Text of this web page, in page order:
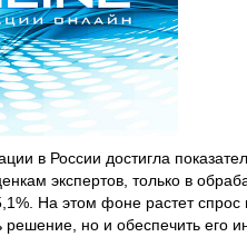
в России достигла
экспертов, только в
На этом фоне растет
решение, но и обеспечить его